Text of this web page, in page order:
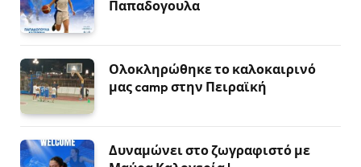
Παπαδογουλα
Ολοκληρώθηκε το καλοκαιρινό
μας camp στην Πειραϊκή
Δυναμώνει στο ζωγραφιστό με